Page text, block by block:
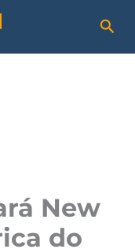
New
do